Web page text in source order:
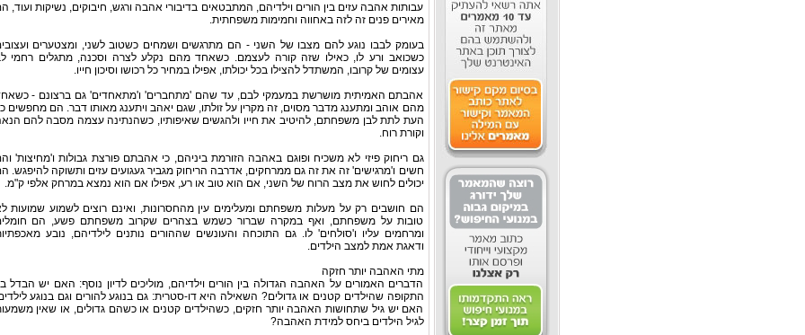
עבותות אהבה עזים בין הורים וילדיהם, המתבטאים בדיבורי אהבה ורגש, חיבוקים, נשיקות ועוד,
מאירים פנים זה לזה באחווה וחמימות משפחתית.
בעומק לבבו נוגע להם מצבו של השני - הם מתרגשים ושמחים כשטוב לשני, ומצטערים
כשכואב ורע לו, כאילו שזה קורה לעצמם. כשאחד מהם נקלע לצרה וסכנה, מתגלים רחמי
עצומים של קרובו, המשתדל להצילו בכל יכולתו, אפילו במחיר כל רכושו וסיכון חייו.
אהבתם האמיתית מושרשת במעמקי לבם, עד שהם 'מתחברים' ו'מתאחדים' גם ברצונם -
מהם אוהב ומתענג מדבר מסוים, זה מקרין על זולתו, שגם יאהב ויתענג מאותו דבר. הם מחפשים
העת לתת לבן משפחתם, להיטיב את חייו ולהגשים שאיפותיו, כשהנתינה עצמה מסבה להם
וקורת רוח.
גם ריחוק פיזי לא משכיח ופוגם באהבה הזורמת ביניהם, כי אהבתם פורצת גבולות ו'מחיצות'
חשים ו'מרגישים' זה את זה גם ממרחקים, אדרבה הריחוק מגביר געגועים עזים ותשוקה להיפגש.
יכולים לחוש את מצב הרוח של השני, אם הוא טוב או רע, אפילו אם הוא נמצא במרחק אלפי ק"מ.
הם חושבים רק על מעלות משפחתם ומעלימים עין מהחסרונות, ואינם רוצים לשמוע שמועות
טובות על משפחתם, ואף במקרה שברור כשמש בצהרים שקרוב משפחתם פשע, הם
ומרחמים עליו ו'סולחים' לו. גם התוכחה והעונשים שההורים נותנים לילדיהם, נובע
ודאגת אמת למצב הילדים.
מתי האהבה יותר חזקה
הדברים האמורים על האהבה הגדולה בין הורים וילדיהם, מוליכים לדיון נוסף: האם יש הבדל
התקופה שהילדים קטנים או גדולים? השאילה היא דו-סטרית: גם בנוגע להורים וגם בנוגע
האם יש גיל שתחושות האהבה יותר חזקים, כשהילדים קטנים או כשהם גדולים, או שאין
לגיל הילדים ביחס למידת האהבה?